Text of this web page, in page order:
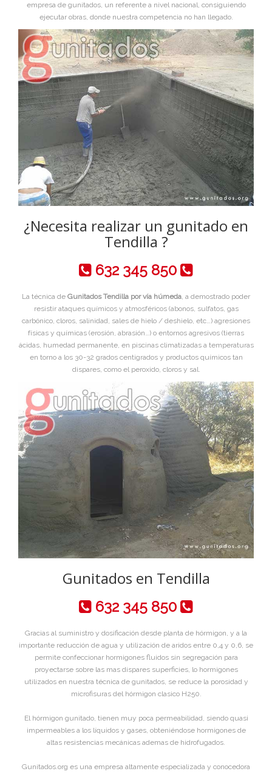
empresa de gunitados, un referente a nivel nacional, consiguiendo
ejecutar obras, donde nuestra competencia no han llegado.
¿Necesita realizar un gunitado en
Tendilla ?
632 345 850
La técnica de Gunitados Tendilla por vía húmeda, a demostrado poder
resistir ataques químicos y atmosféricos (abonos, sulfatos, gas
carbónico, cloros, salinidad, sales de hielo / deshielo, etc…) agresiones
físicas y químicas (erosión, abrasión…) o entornos agresivos (tierras
ácidas, humedad permanente, en piscinas climatizadas a temperaturas
en torno a los 30-32 grados centigrados y productos químicos tan
dispares, como el peroxido, cloros y sal.
Gunitados en Tendilla
632 345 850
Gracias al suministro y dosificación desde planta de hórmigon, y a la
importante reducción de agua y utilización de aridos entre 0,4 y 0,6, se
permite confeccionar hormigones fluidos sin segregación para
proyectarse sobre las mas dispares superficies, lo hormigones
utilizados en nuestra técnica de gunitados, se reduce la porosidad y
microfisuras del hórmigon clasico H250.
El hórmigon gunitado, tienen muy poca permeabilidad, siendo quasi
impermeables a los líquidos y gases, obteniéndose hormigones de
altas resistencias mecánicas ademas de hidrofugados.
Gunitados.org es una empresa altamente especializada y conocedora